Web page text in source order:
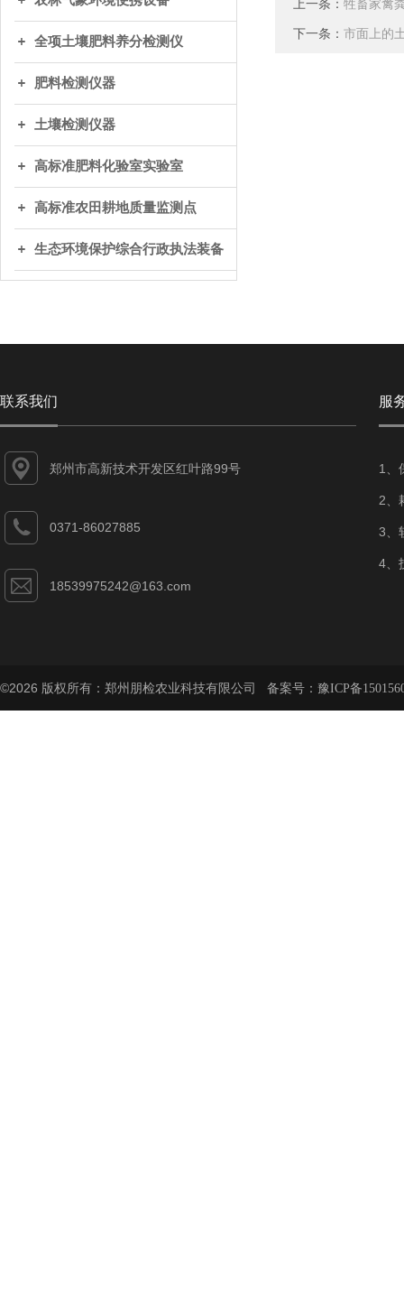
全项土壤肥料养分检测仪
肥料检测仪器
土壤检测仪器
高标准肥料化验室实验室
高标准农田耕地质量监测点
生态环境保护综合行政执法装备
上一条： 牲畜家禽
下一条： 市面上的
联系我们
郑州市高新技术开发区红叶路99号
0371-86027885
18539975242@163.com
服
1、
2、
3、
4、
©2026 版权所有：郑州朋检农业科技有限公司 备案号： 豫ICP备